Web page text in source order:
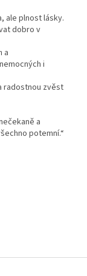
ale plnost lásky.
dobro v
a
i
radostnou zvěst
a
potemní.“